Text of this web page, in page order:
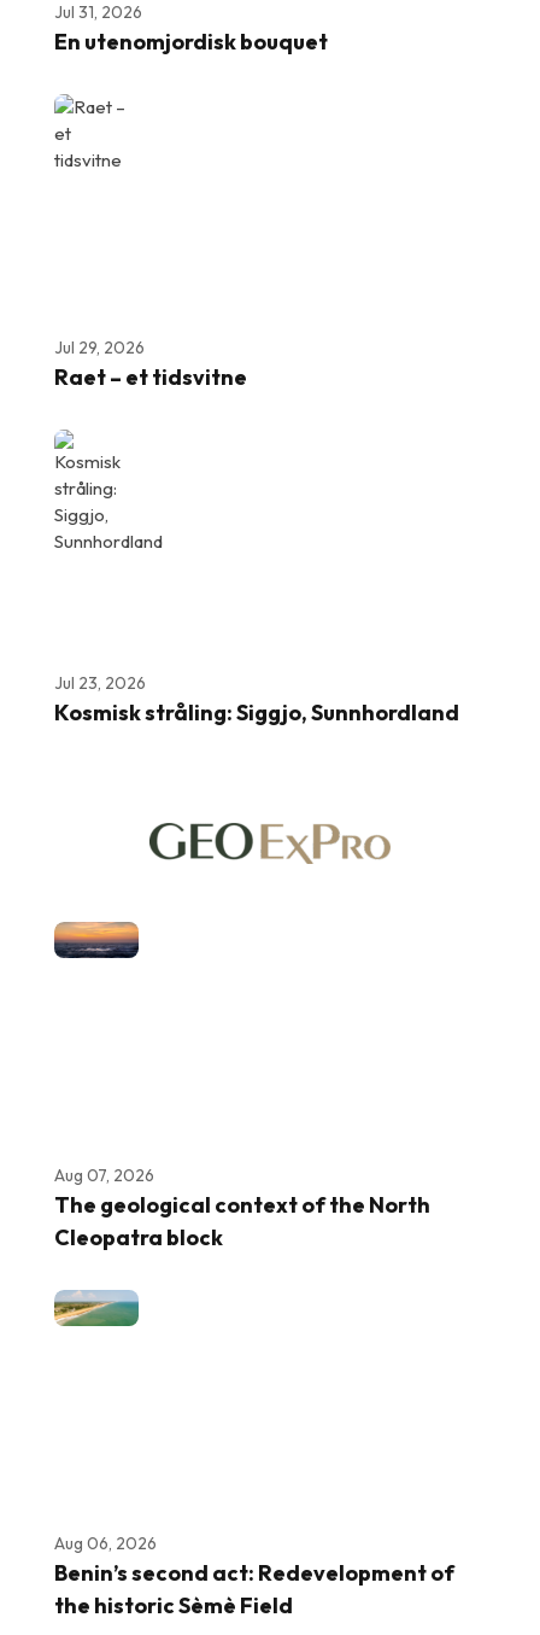
Jul 31, 2026
En utenomjordisk bouquet
Jul 29, 2026
Raet – et tidsvitne
Jul 23, 2026
Kosmisk stråling: Siggjo, Sunnhordland
Aug 07, 2026
The geological context of the North
Cleopatra block
Aug 06, 2026
Benin’s second act: Redevelopment of
the historic Sèmè Field